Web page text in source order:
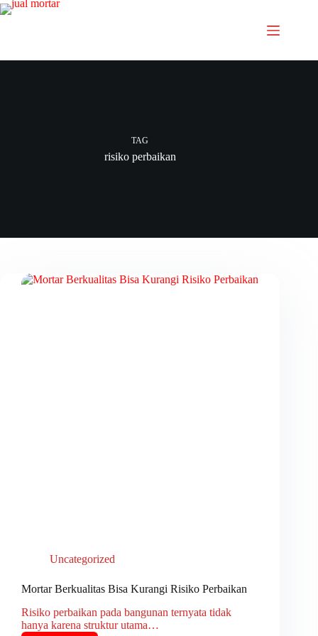
TAG
risiko perbaikan
Uncategorized
Mortar Berkualitas Bisa Kurangi Risiko Perbaikan
Risiko perbaikan pada bangunan ternyata tidak
hanya karena struktur utama…